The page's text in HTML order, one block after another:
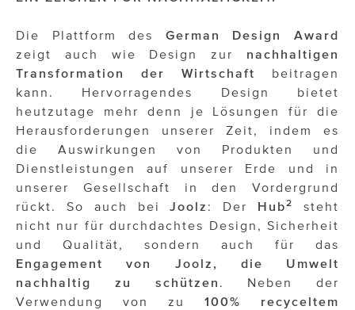
Die Plattform des German Design Award
zeigt auch wie Design zur nachhaltigen
Transformation der Wirtschaft
beitragen
kann. Hervorragendes Design bietet
heutzutage mehr denn je Lösungen für die
Herausforderungen unserer Zeit, indem es
die Auswirkungen von Produkten und
Dienstleistungen auf unserer Erde und in
unserer Gesellschaft in den Vordergrund
rückt. So auch beiJoolz : Der Hub2
steht
nicht nur für durchdachtes Design, Sicherheit
und Qualität, sondern auch für das
Engagement von Joolz, die Umwelt
nachhaltig zu schützen . Neben der
Verwendung von zu 100% recyceltem